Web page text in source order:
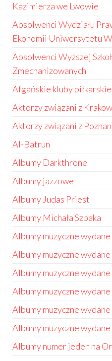
Kazimierza we Lwowie
Absolwenci Wydziału
Ekonomii Uniwersytetu
Absolwenci Wyższej
Zmechanizowanych
Afgańskie kluby piłkarskie
Aktorzy związani z
Aktorzy związani z
Al-Batrun
Albumy Darkthrone
Albumy jazzowe
Albumy Judas Priest
Albumy Michała Szpaka
Albumy muzyczne
Albumy muzyczne
Albumy muzyczne
Albumy muzyczne
Albumy muzyczne
Albumy muzyczne
Albumy numer jeden na